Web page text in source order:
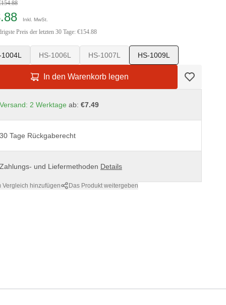
Inkl. MwSt.
Preis der letzten 30 Tage: €154.88
HS-1006L HS-1007L HS-1009L
In den Warenkorb legen
Versand: 2 Werktage ab: €7.49
30 Tage Rückgaberecht
Zahlungs- und Liefermethoden Details
Vergleich hinzufügen Das Produkt weitergeben